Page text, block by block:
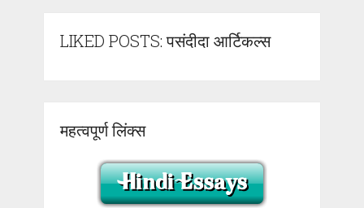
LIKED POSTS: पसंदीदा आर्टिकल्स
महत्वपूर्ण लिंक्स